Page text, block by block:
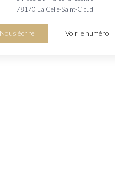
78170 La Celle-Saint-Cloud
Nous écrire Voir le numéro